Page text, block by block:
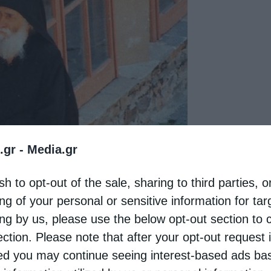
- Media.gr
to opt-out of the sale, sharing to third parties,
of your personal or sensitive information for
by us, please use the below opt-out section to
Please note that after your opt-out request
you may continue seeing interest-based ads
για να φέρ­νουν οι άν­θρω­ποι κα­κούς λο­γι­
φορά στο Κα­λύ­βι, δεν πρό­λα­βα να τον δω. Την
επει­δή ήμουν βα­ριά άρ­ρω­στος και του είπα να